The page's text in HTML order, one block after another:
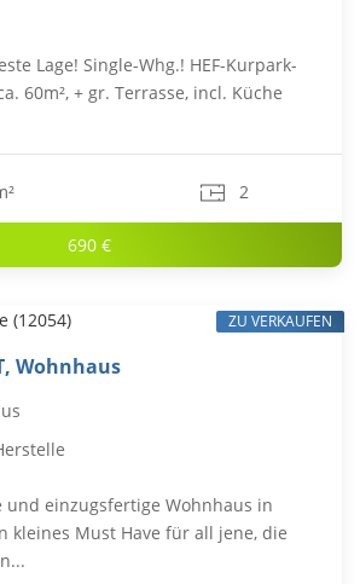
Lage! Single-Whg.! HEF-Kurpark-
60m², + gr. Terrasse, incl. Küche
2
690 €
Wohnhaus
und einzugsfertige Wohnhaus in
kleines Must Have für all jene, die
ZU VERKAUFEN